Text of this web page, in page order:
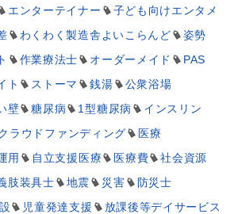
エンターテイナー
子ども向けエンタメ
わくわく製造舎よいこらんど
姿勢
作業療法士 オーダーメイド
PAS
ト ストーマ 銭湯
公衆浴場
壁 糖尿病 1型糖尿病
インスリン
ラウドファンディング
医療
用 自立支援医療 医療費
社会資源
肢装具士 地震 災害
防災士
児童発達支援 放課後等デイサービス